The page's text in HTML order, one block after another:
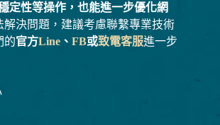
定性等操作，也能進一步優化網
解決問題，建議考慮聯繫專業技術
的官方Line 、 FB或致電客服進一步